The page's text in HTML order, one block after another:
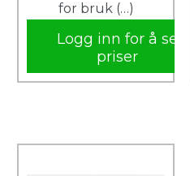
for bruk (…)
Logg inn for å se
priser